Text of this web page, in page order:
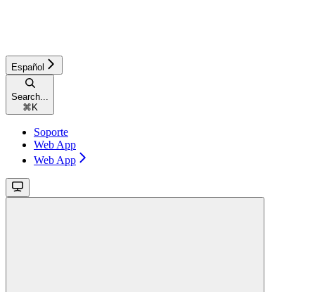
Español
Search...
⌘K
Soporte
Web App
Web App